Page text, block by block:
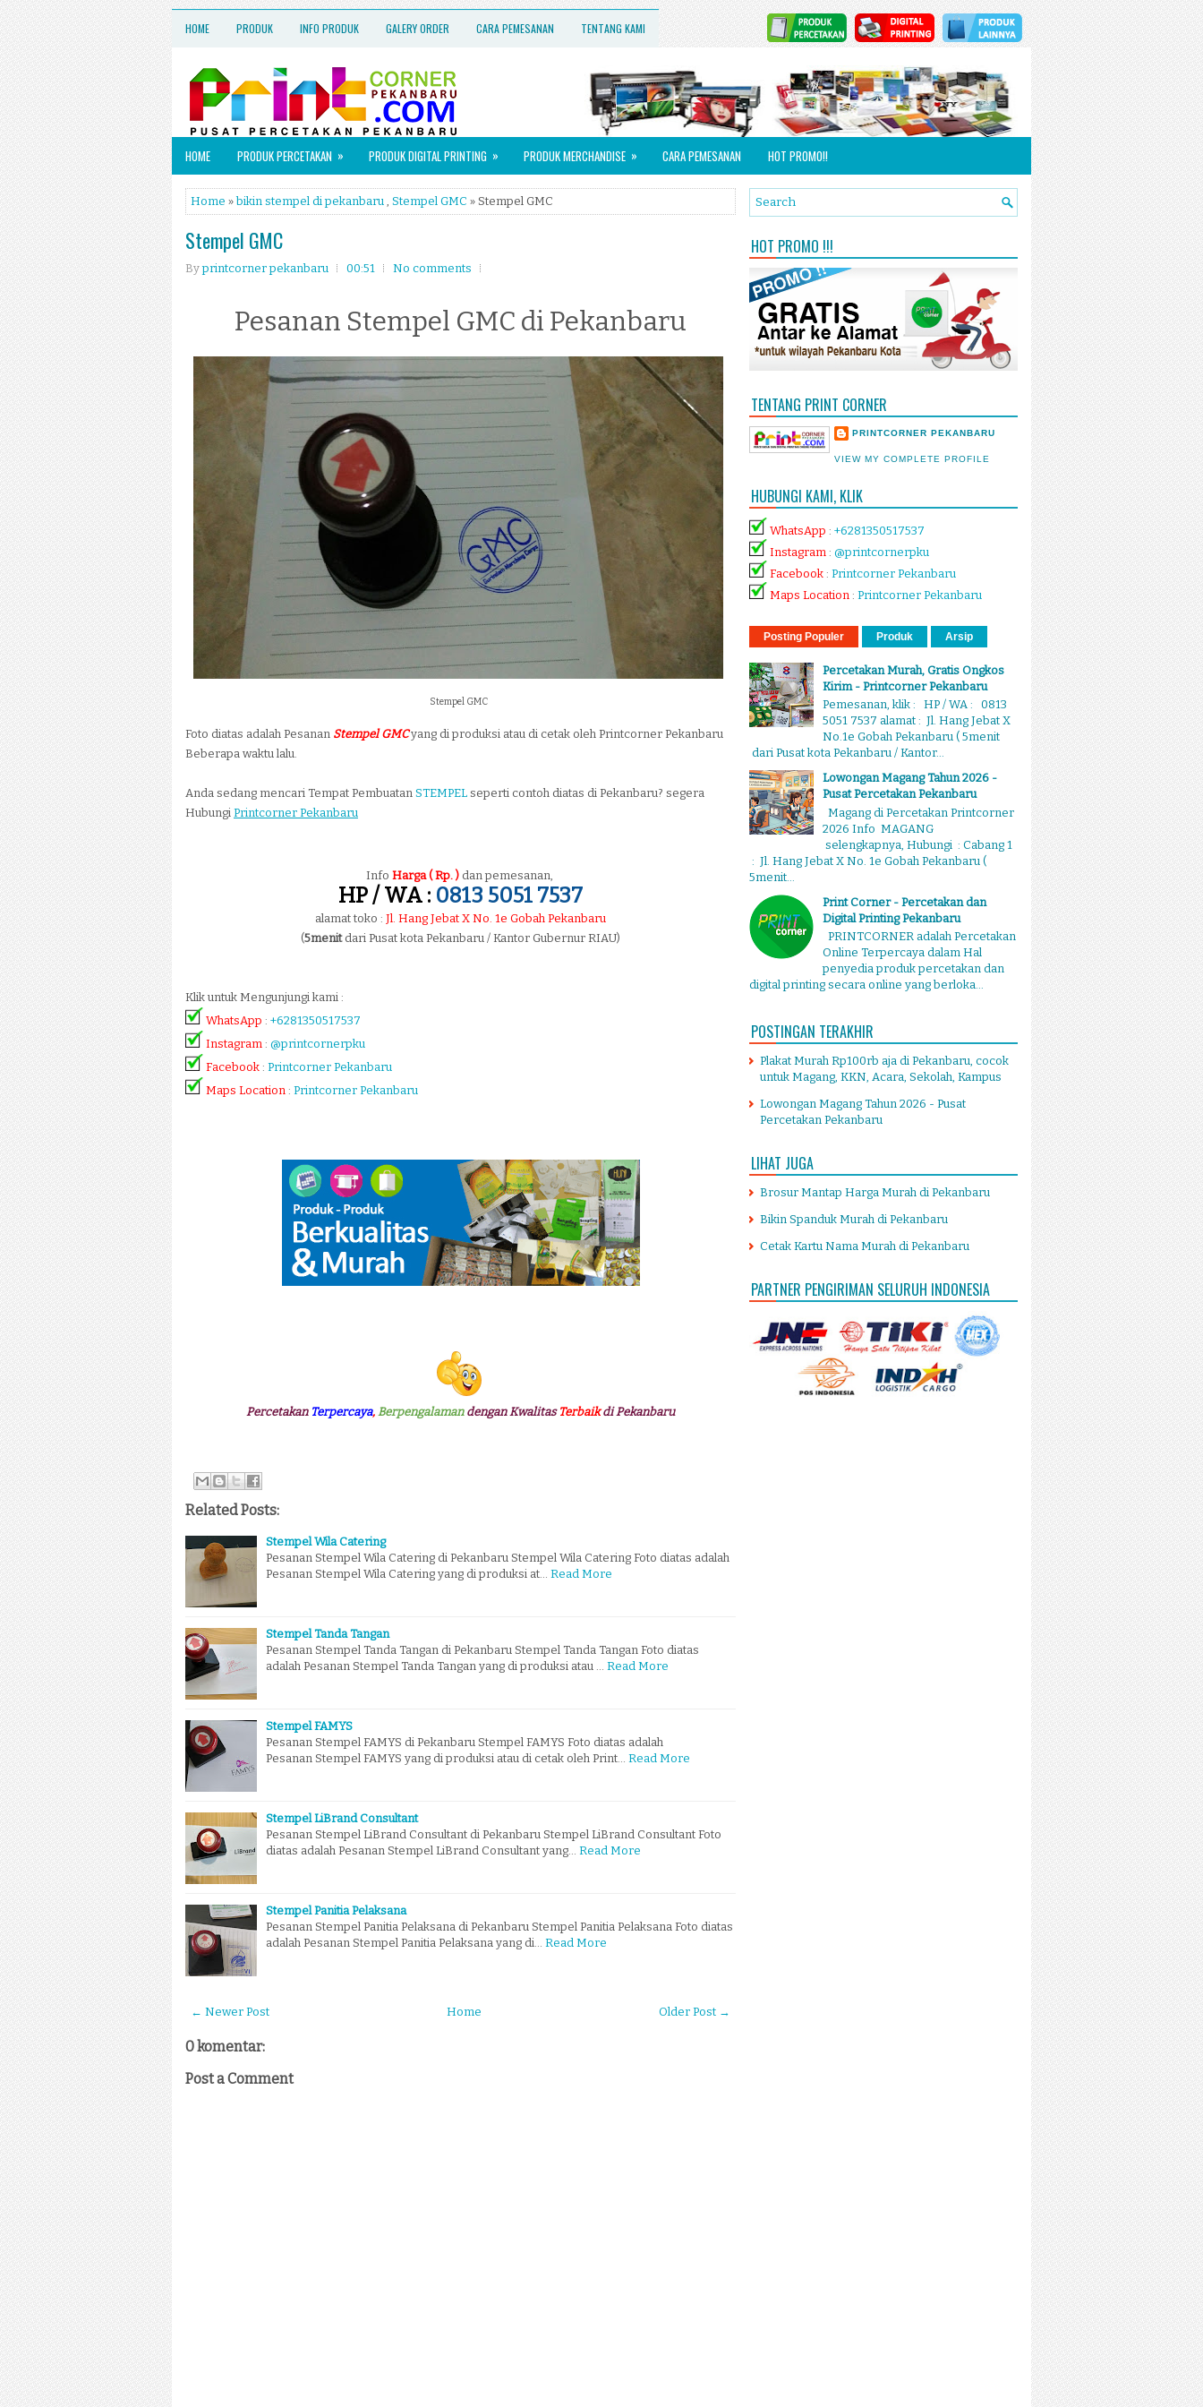
HOME PRODUK INFO PRODUK GALERY ORDER CARA PEMESANAN TENTANG KAMI
HOME PRODUK PERCETAKAN » PRODUK DIGITAL PRINTING » PRODUK MERCHANDISE » CARA PEMESANAN HOT PROMO!!
Home »bikin stempel di pekanbaru , Stempel GMC » Stempel GMC
Stempel GMC
Byprintcorner pekanbaru 00:51 No comments
Pesanan Stempel GMC di Pekanbaru
Stempel GMC
Foto diatas adalah Pesanan Stempel GMCyang di produksi atau di cetak oleh Printcorner Pekanbaru
Beberapa waktu lalu.
Anda sedang mencari Tempat Pembuatan STEMPEL seperti contoh diatas di Pekanbaru? segera
Hubungi Printcorner Pekanbaru
Info Harga ( Rp. ) dan pemesanan,
HP / WA : 0813 5051 7537
alamat toko : Jl. Hang Jebat X No. 1e Gobah Pekanbaru
(5menitdari Pusat kota Pekanbaru / Kantor Gubernur RIAU)
Klik untuk Mengunjungi kami :
WhatsApp : +6281350517537
Instagram : @printcornerpku
Facebook : Printcorner Pekanbaru
Maps Location : Printcorner Pekanbaru
Percetakan Terpercaya, Berpengalamandengan Kwalitas Terbaik di Pekanbaru
Related Posts:
Stempel Wila Catering
Pesanan Stempel Wila Catering di Pekanbaru Stempel Wila Catering Foto diatas adalah
Pesanan Stempel Wila Catering yang di produksi at…
Read More
Stempel Tanda Tangan
Pesanan Stempel Tanda Tangan di Pekanbaru Stempel Tanda Tangan Foto diatas
adalah Pesanan Stempel Tanda Tangan yang di produksi atau …
Read More
Stempel FAMYS
Pesanan Stempel FAMYS di Pekanbaru Stempel FAMYS Foto diatas adalah
Pesanan Stempel FAMYS yang di produksi atau di cetak oleh Print…
Read More
Stempel LiBrand Consultant
Pesanan Stempel LiBrand Consultant di Pekanbaru Stempel LiBrand Consultant Foto
diatas adalah Pesanan Stempel LiBrand Consultant yang…
Read More
Stempel Panitia Pelaksana
Pesanan Stempel Panitia Pelaksana di Pekanbaru Stempel Panitia Pelaksana Foto diatas
adalah Pesanan Stempel Panitia Pelaksana yang di…
Read More
← Newer Post Older Post →
Home
0 komentar:
Post a Comment
HOT PROMO !!!
TENTANG PRINT CORNER
PRINTCORNER PEKANBARU
VIEW MY COMPLETE PROFILE
HUBUNGI KAMI, KLIK
WhatsApp : +6281350517537
Instagram : @printcornerpku
Facebook : Printcorner Pekanbaru
Maps Location : Printcorner Pekanbaru
Posting Populer Produk Arsip
Percetakan Murah, Gratis Ongkos
Kirim - Printcorner Pekanbaru
Pemesanan, klik : HP / WA : 0813
5051 7537 alamat : Jl. Hang Jebat X
No.1e Gobah Pekanbaru ( 5menit
dari Pusat kota Pekanbaru / Kantor...
Lowongan Magang Tahun 2026 -
Pusat Percetakan Pekanbaru
Magang di Percetakan Printcorner
2026 Info MAGANG
selengkapnya, Hubungi : Cabang 1
: Jl. Hang Jebat X No. 1e Gobah Pekanbaru (
5menit...
Print Corner - Percetakan dan
Digital Printing Pekanbaru
PRINTCORNER adalah Percetakan
Online Terpercaya dalam Hal
penyedia produk percetakan dan
digital printing secara online yang berloka...
POSTINGAN TERAKHIR
Plakat Murah Rp100rb aja di Pekanbaru, cocok
untuk Magang, KKN, Acara, Sekolah, Kampus
Lowongan Magang Tahun 2026 - Pusat
Percetakan Pekanbaru
LIHAT JUGA
Brosur Mantap Harga Murah di Pekanbaru
Bikin Spanduk Murah di Pekanbaru
Cetak Kartu Nama Murah di Pekanbaru
PARTNER PENGIRIMAN SELURUH INDONESIA